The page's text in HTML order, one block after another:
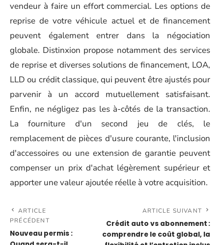
vendeur à faire un effort commercial. Les options de
reprise de votre véhicule actuel et de financement
peuvent également entrer dans la négociation
globale. Distinxion propose notamment des services
de reprise et diverses solutions de financement, LOA,
LLD ou crédit classique, qui peuvent être ajustés pour
parvenir à un accord mutuellement satisfaisant.
Enfin, ne négligez pas les à-côtés de la transaction.
La fourniture d'un second jeu de clés, le
remplacement de pièces d'usure courante, l'inclusion
d'accessoires ou une extension de garantie peuvent
compenser un prix d'achat légèrement supérieur et
apporter une valeur ajoutée réelle à votre acquisition.
ARTICLE
PRÉCÉDENT
Nouveau permis :
ARTICLE SUIVANT
Crédit auto vs abonnement :
comprendre le coût global, la